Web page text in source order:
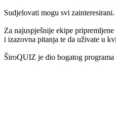
Sudjelovati mogu svi
Za najuspješnije ekipe
i izazovna pitanja te da uživate u
ŠiroQUIZ je dio bogatog programa